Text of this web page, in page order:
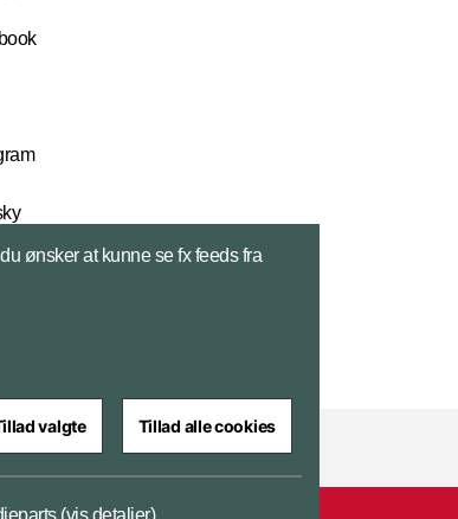
ønsker at kunne se fx feeds fra
valgte Tillad alle cookies
(vis detaljer)